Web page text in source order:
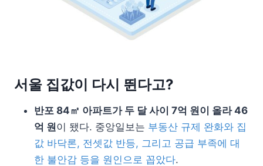
서울 집값이 다시 뛴다고?
반포 84㎡ 아파트가 두 달 사이 7억 원이 올라 46
억 원이 됐다. 중앙일보는 부동산 규제 완화와 집
값 바닥론, 전셋값 반등, 그리고 공급 부족에 대
한 불안감 등을 원인으로 꼽았다.